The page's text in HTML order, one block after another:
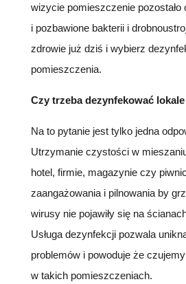
wizycie pomieszczenie
i pozbawione bakterii i
zdrowie już dziś i wybierz
pomieszczenia.
Czy trzeba dezynfekować
Na to pytanie jest tylko jedna
Utrzymanie czystości w
hotel, firmie, magazynie czy
zaangażowania i pilnowania by
wirusy nie pojawiły się na
Usługa dezynfekcji pozwala
problemów i powoduje że
w takich pomieszczeniach.